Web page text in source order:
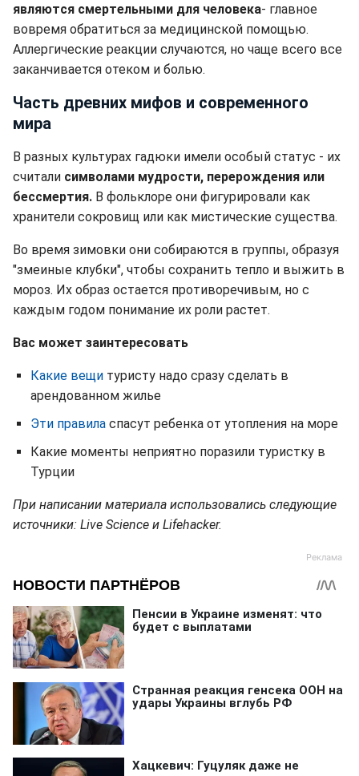
являются смертельными для человека- главное
вовремя обратиться за медицинской помощью.
Аллергические реакции случаются, но чаще всего все
заканчивается отеком и болью.
Часть древних мифов и современного
мира
В разных культурах гадюки имели особый статус - их
считали символами мудрости, перерождения или
бессмертия. В фольклоре они фигурировали как
хранители сокровищ или как мистические существа.
Во время зимовки они собираются в группы, образуя
"змеиные клубки", чтобы сохранить тепло и выжить в
мороз. Их образ остается противоречивым, но с
каждым годом понимание их роли растет.
Вас может заинтересовать
Какие вещи туристу надо сразу сделать в
арендованном жилье
Эти правила спасут ребенка от утопления на море
Какие моменты неприятно поразили туристку в
Турции
При написании материала использовались следующие
источники: Live Science и Lifehacker.